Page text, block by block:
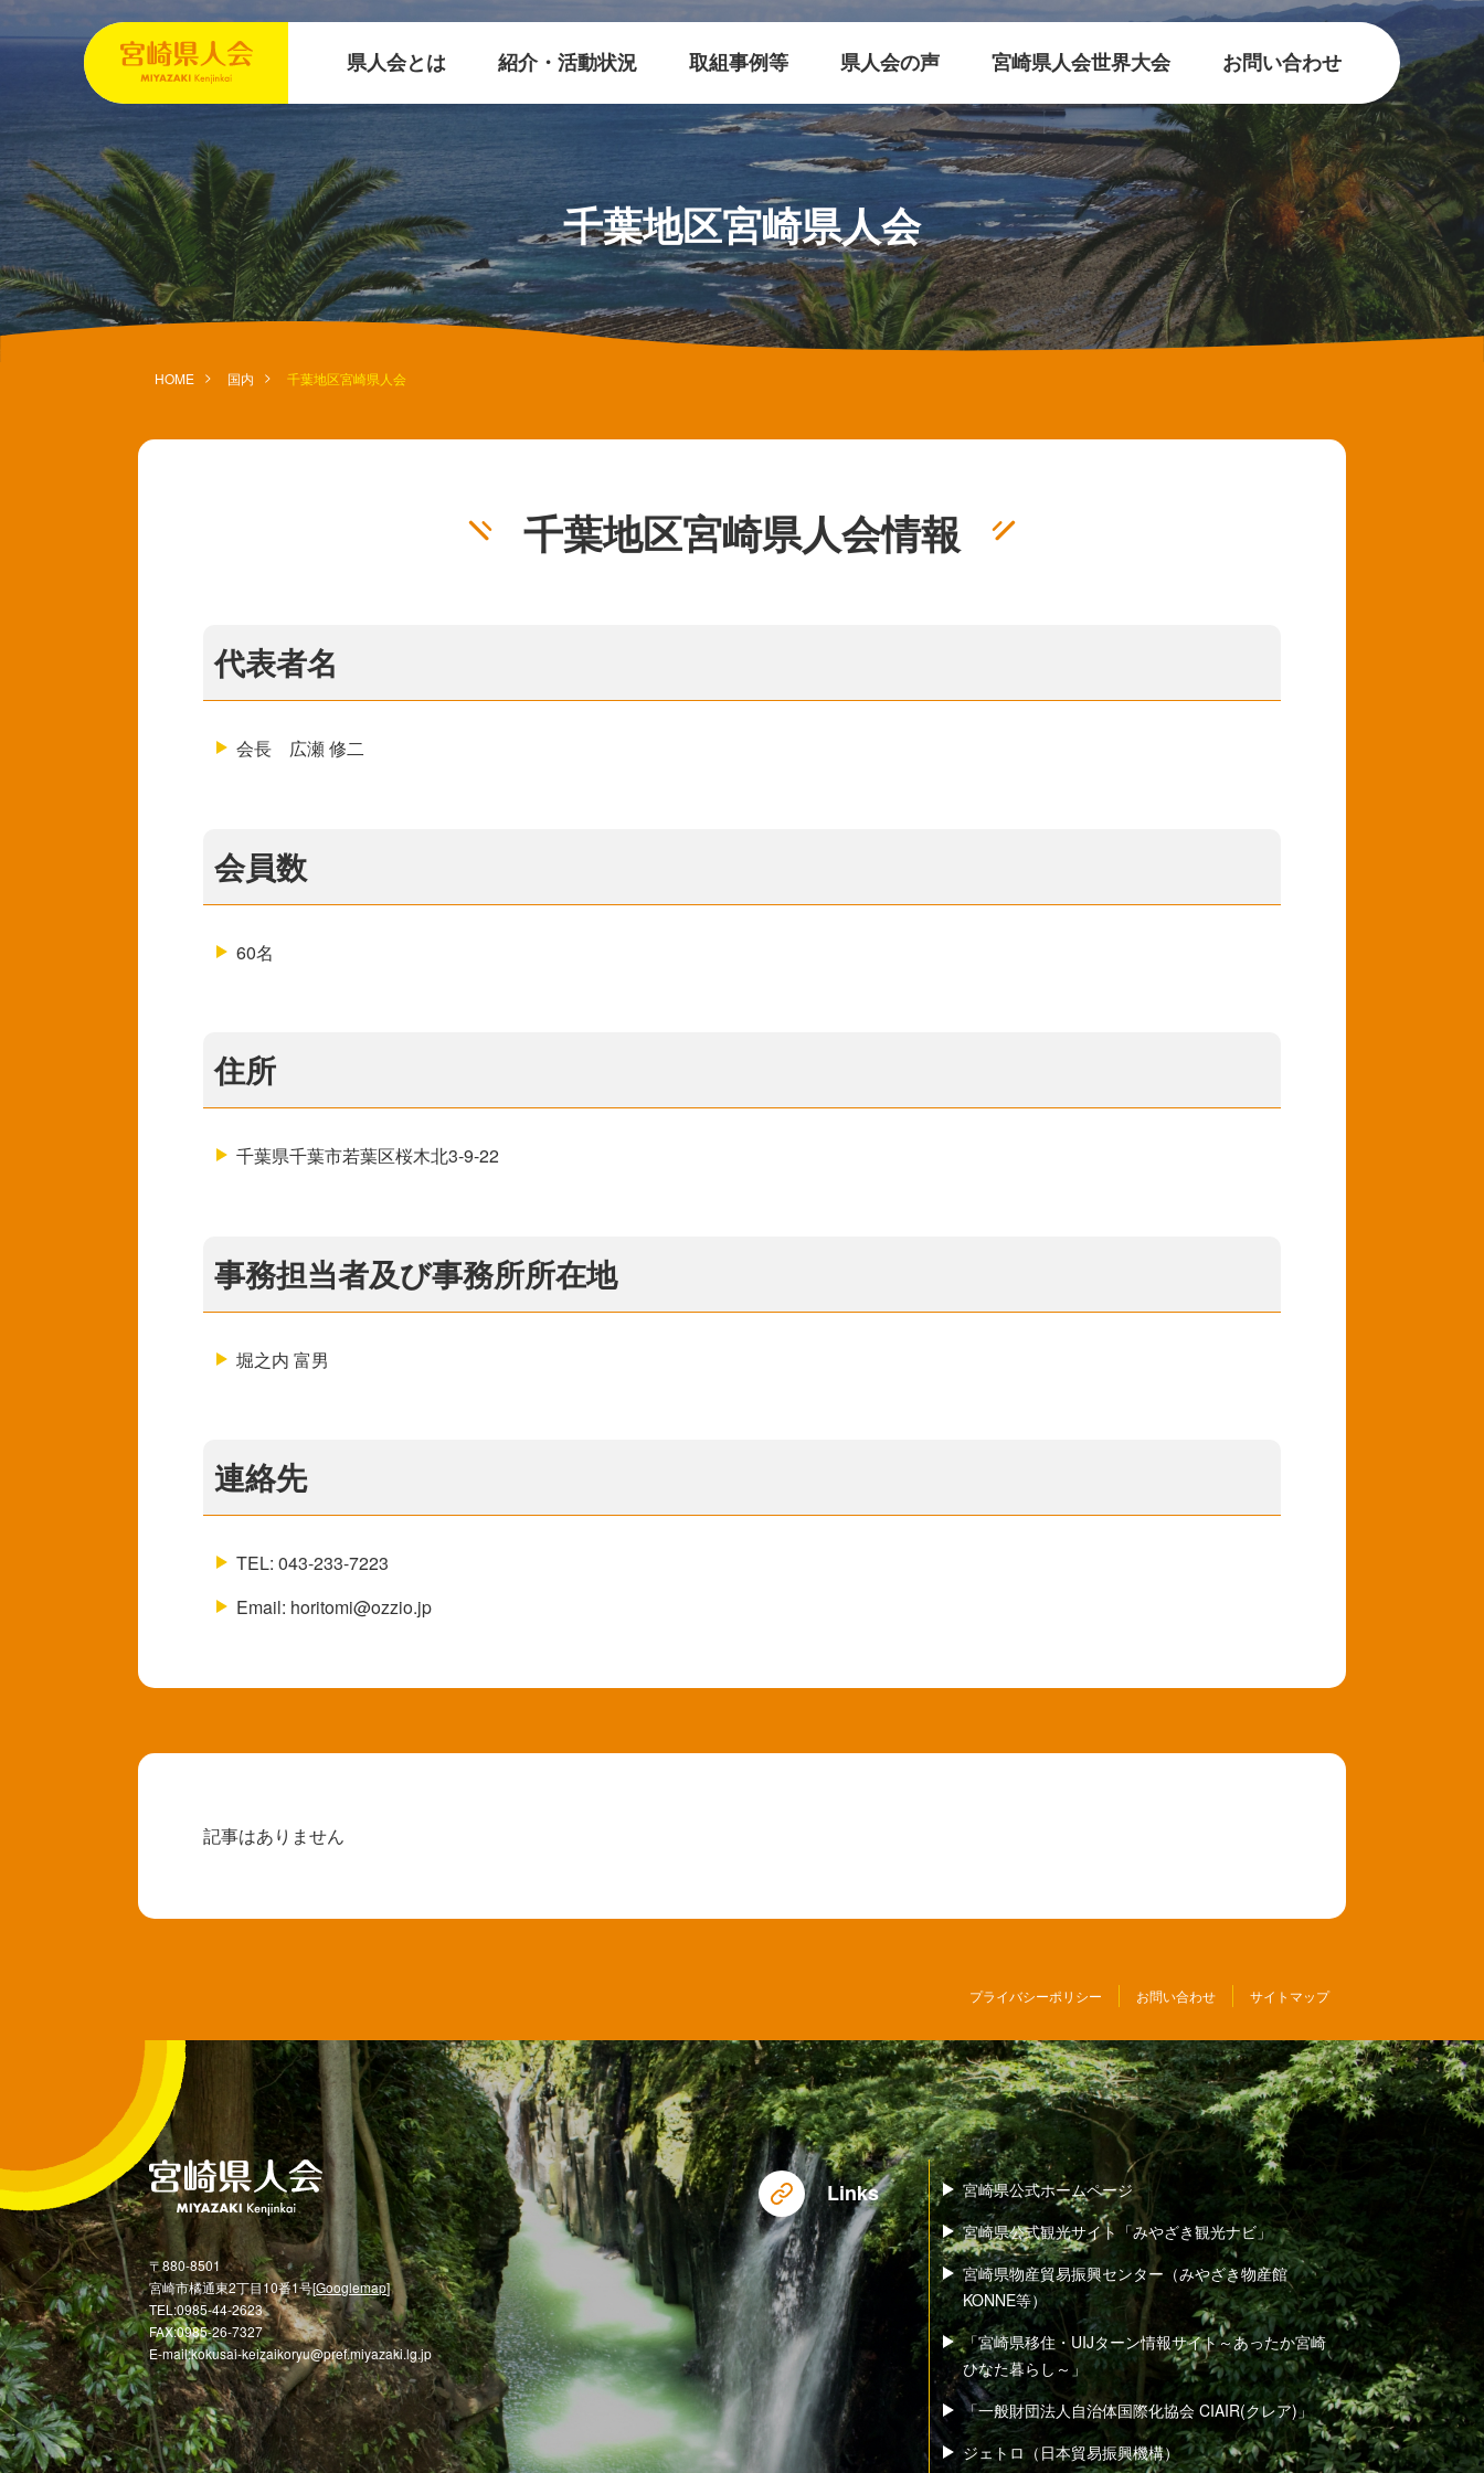
県人会とは 紹介・活動状況 取組事例等 県人会の声 宮崎県人会世界大会 お問い合わせ
千葉地区宮崎県人会
HOME 国内 千葉地区宮崎県人会
千葉地区宮崎県人会情報
代表者名
会長 広瀬 修二
会員数
60名
住所
千葉県千葉市若葉区桜木北3-9-22
事務担当者及び事務所所在地
堀之内 富男
連絡先
TEL: 043-233-7223
Email: horitomi@ozzio.jp
記事はありません
プライバシーポリシー お問い合わせ サイトマップ
〒880-8501
宮崎市橘通東2丁目10番1号[Googlemap]
TEL:0985-44-2623
FAX:0985-26-7327
E-mail:kokusai-keizaikoryu@pref.miyazaki.lg.jp
Links
宮崎県公式ホームページ
宮崎県公式観光サイト「みやざき観光ナビ」
宮崎県物産貿易振興センター（みやざき物産館
KONNE等）
「宮崎県移住・UIJターン情報サイト～あったか宮崎
ひなた暮らし～」
「一般財団法人自治体国際化協会 CIAIR(クレア)」
ジェトロ（日本貿易振興機構）